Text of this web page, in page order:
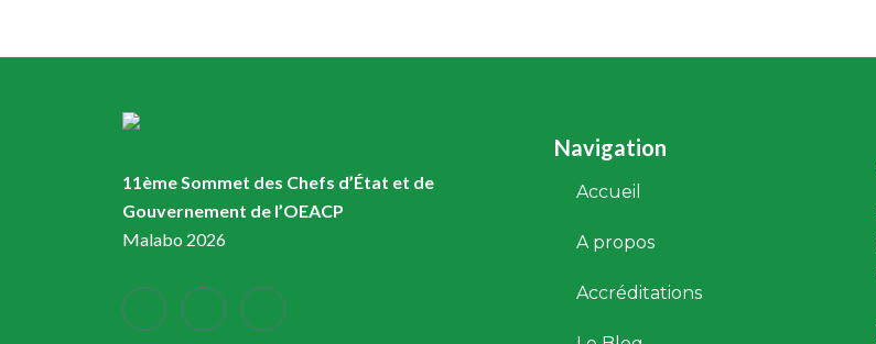
11ème Sommet des Chefs d’État et de
Gouvernement de l’OEACP
Malabo 2026
Navigation
Accueil
A propos
Accréditations